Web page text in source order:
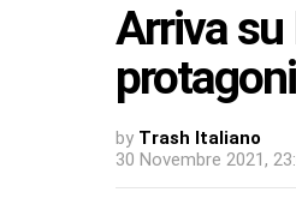
Arriva su
by Trash Italiano
30 Novembre 2021,